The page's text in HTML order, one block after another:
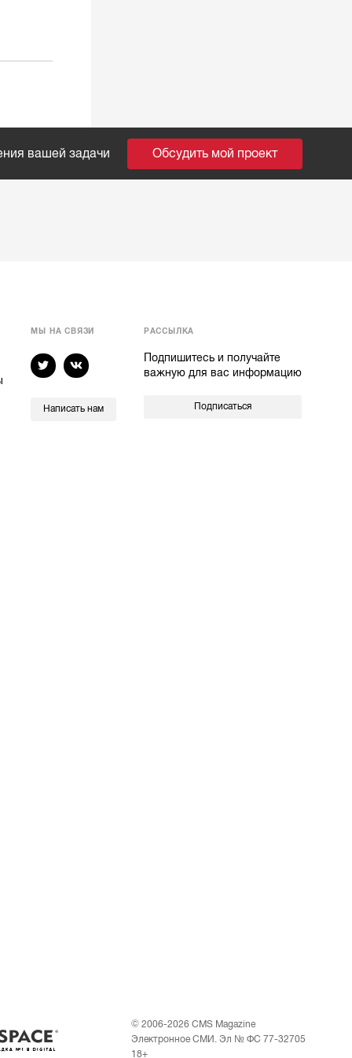
вашей задачи Обсудить мой проект
МЫ НА СВЯЗИ
Написать нам
РАССЫЛКА
Подпишитесь и получайте
важную для вас информацию
Подписаться
© 2006-2026 CMS Magazine
Электронное СМИ. Эл № ФС 77-32705
18+